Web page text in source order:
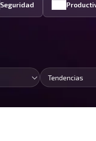
Seguridad
Tendencias